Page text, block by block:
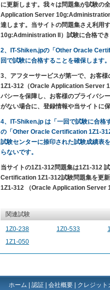
に更新します。我々は問題集が試験の
Application Server 10g:Administration
達します。当サイトの問題集さえ利
10g:Administration II）試験に合格で
2、IT-Shiken.jpの「Other Oracle
回で試験に合格することを確保します。
3、アフターサービスが第一で、お客
1Z1-312（Oracle Application Server
バシーを保障し、お客様のプライバシ
がない場合に、登録情報や当サイトに
4、IT-Shiken.jp は「一回で試験に合格
の「Other Oracle Certification 1Z1-
試験センターに捺印された試験成績表
らないです。
当サイトの1Z1-312問題集は1Z1-312
Certification 1Z1-312試験問題集を更
1Z1-312 （Oracle Application Server
関連試験
1Z0-238 1Z0-533
1Z1-050
ホーム 認証 会社概要 クレジッ